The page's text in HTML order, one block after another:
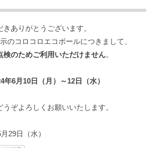
ありがとうございます。
のコロコロエコボールにつきまして、
検のためご利用いただけません。
6月10日（月）～12日（水）
ぞよろしくお願いいたします。
29日（水）